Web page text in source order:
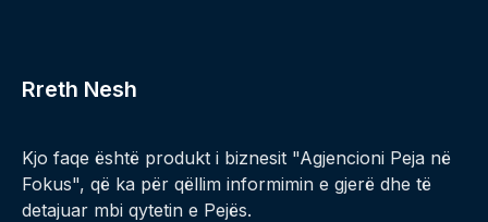
Rreth Nesh
Kjo faqe është produkt i biznesit "Agjencioni Peja në
Fokus", që ka për qëllim informimin e gjerë dhe të
detajuar mbi qytetin e Pejës.